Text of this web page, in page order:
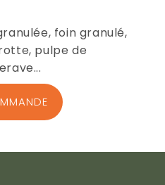
foin granulé,
pulpe de